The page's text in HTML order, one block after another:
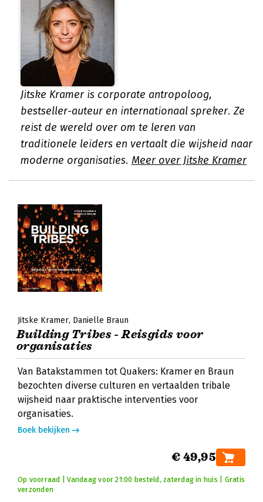
Jitske Kramer is corporate antropoloog,
bestseller-auteur en internationaal spreker. Ze
reist de wereld over om te leren van
traditionele leiders en vertaalt die wijsheid naar
moderne organisaties. Meer over Jitske Kramer
Jitske Kramer Danielle Braun
Building Tribes - Reisgids voor
organisaties
Van Batakstammen tot Quakers: Kramer en Braun
bezochten diverse culturen en vertaalden tribale
wijsheid naar praktische interventies voor
organisaties.
Boek bekijken
€ 49,95
Op voorraad | Vandaag voor 21:00 besteld, zaterdag in huis | Gratis
verzonden